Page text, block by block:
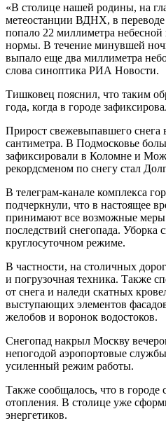
«В столице нашей родины, на
метеостанции ВДНХ, в переводе
попало 22 миллиметра
нормы. В течение минувшей
выпало еще два миллиметра
слова синоптика РИА Новости.
Тишковец пояснил, что таким
года, когда в городе
Прирост свежевыпавшего снега
сантиметра. В Подмосковье
зафиксировали в Коломне и
рекордсменом по снегу стал
В телеграм-канале комплекса
подчеркнули, что в настоящее
принимают все возможные
последствий снегопада. Уборка
круглосуточном режиме.
В частности, на столичных
и погрузочная техника. Также
от снега и наледи скатных
выступающих элементов
желобов и воронок водостоков.
Снегопад накрыл Москву
непогодой аэропортовые
усиленный режим работы.
Также сообщалось, что в городе
отопления. В столице уже
энергетиков.